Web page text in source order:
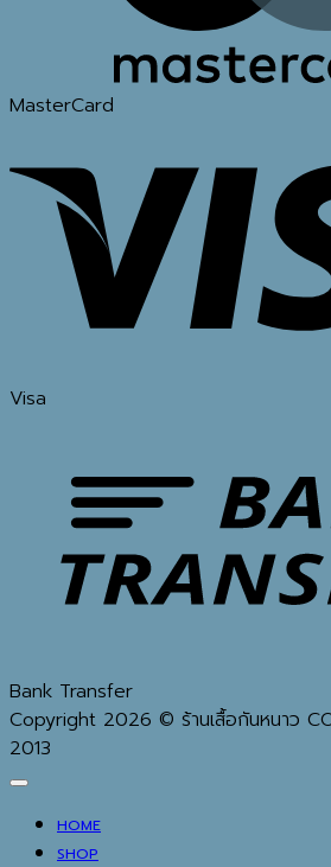
MasterCard
Visa
Bank Transfer
Copyright 2026 © ร้านเสื้อกันหนาว
2013
HOME
SHOP